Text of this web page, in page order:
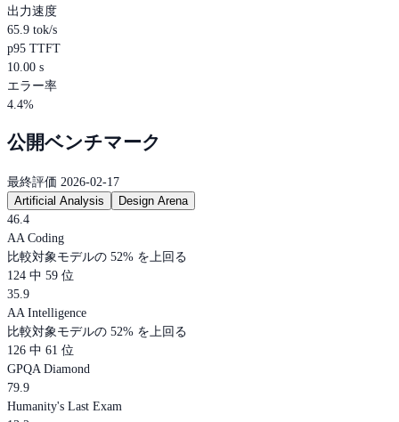
出力速度
65.9 tok/s
p95 TTFT
10.00 s
エラー率
4.4%
公開ベンチマーク
最終評価 2026-02-17
Artificial Analysis
Design Arena
46.4
AA Coding
比較対象モデルの 52% を上回る
124 中 59 位
35.9
AA Intelligence
比較対象モデルの 52% を上回る
126 中 61 位
GPQA Diamond
79.9
Humanity's Last Exam